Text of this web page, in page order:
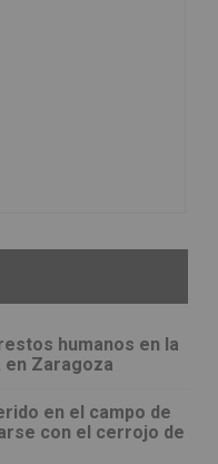
humanos en la
en Zaragoza
en el campo de
con el cerrojo de